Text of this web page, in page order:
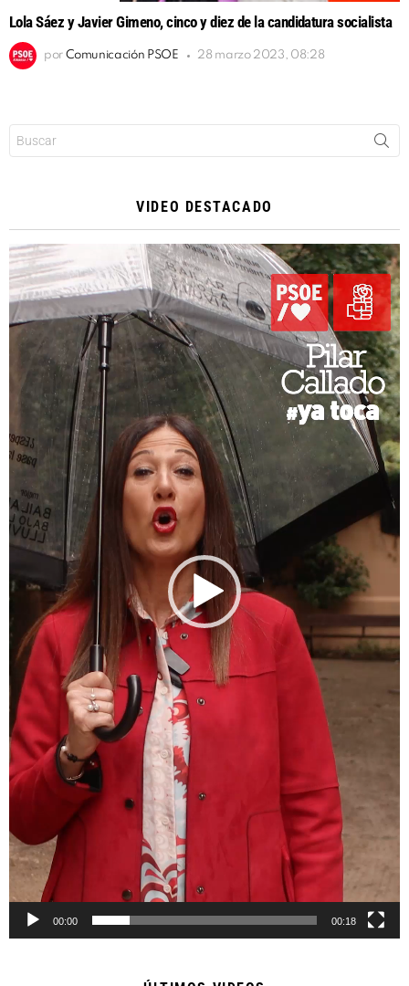
Lola Sáez y Javier Gimeno, cinco y diez de la candidatura socialista
por Comunicación PSOE 28 marzo 2023, 08:28
VIDEO DESTACADO
Reproductor
de
vídeo
00:00 00:18